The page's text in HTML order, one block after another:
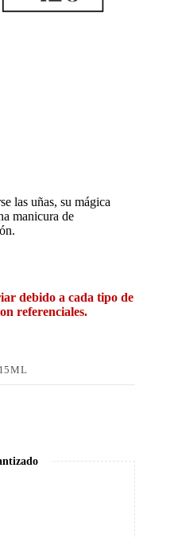
las uñas, su mágica
manicura de
debido a cada tipo de
referenciales.